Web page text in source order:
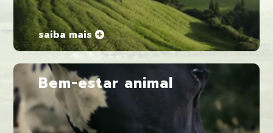
saiba mais
Bem-estar animal